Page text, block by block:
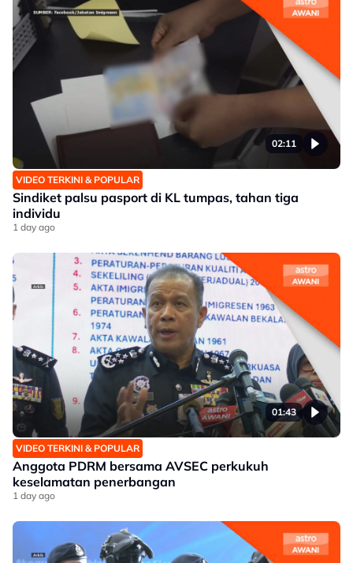
02:11
VIDEO TERKINI & POPULAR
Sindiket palsu pasport di KL tumpas, tahan tiga
individu
1 day ago
01:43
VIDEO TERKINI & POPULAR
Anggota PDRM bersama AVSEC perkukuh
keselamatan penerbangan
1 day ago